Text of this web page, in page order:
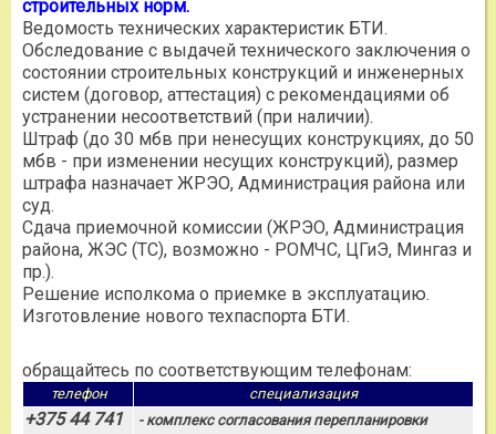
строительных норм.
Ведомость технических характеристик БТИ.
Обследование с выдачей технического заключения о
состоянии строительных конструкций и инженерных
систем (договор, аттестация) с рекомендациями об
устранении несоответствий (при наличии).
Штраф (до 30 мбв при ненесущих конструкциях, до 50
мбв - при изменении несущих конструкций), размер
штрафа назначает ЖРЭО, Администрация района или
суд.
Сдача приемочной комиссии (ЖРЭО, Администрация
района, ЖЭС (ТС), возможно - РОМЧС, ЦГиЭ, Мингаз и
пр.).
Решение исполкома о приемке в эксплуатацию.
Изготовление нового техпаспорта БТИ.
обращайтесь по соответствующим телефонам:
телефон специализация
+375 44 741
- комплекс согласования перепланировки